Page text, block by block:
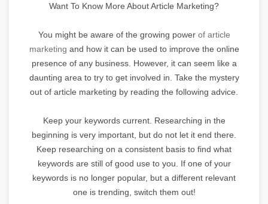
Want To Know More About Article Marketing?
You might be aware of the growing power of article
marketing and how it can be used to improve the online
presence of any business. However, it can seem like a
daunting area to try to get involved in. Take the mystery
out of article marketing by reading the following advice.
Keep your keywords current. Researching in the
beginning is very important, but do not let it end there.
Keep researching on a consistent basis to find what
keywords are still of good use to you. If one of your
keywords is no longer popular, but a different relevant
one is trending, switch them out!